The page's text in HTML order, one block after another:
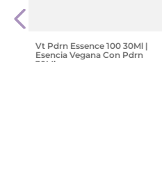
Vt Pdrn Essence 100 30Ml |
Esencia Vegana Con Pdrn
30Ml